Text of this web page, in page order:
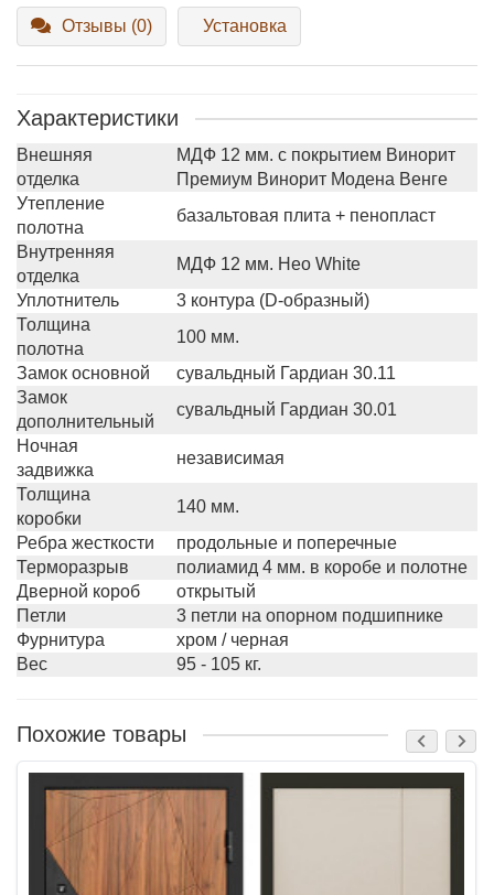
Отзывы (0) Установка
Характеристики
Внешняя
отделка
МДФ 12 мм. с покрытием Винорит
Премиум Винорит Модена Венге
Утепление
полотна
базальтовая плита + пенопласт
Внутренняя
отделка
МДФ 12 мм. Нео White
Уплотнитель
3 контура (D-образный)
Толщина
полотна
100 мм.
Замок основной
сувальдный Гардиан 30.11
Замок
дополнительный
сувальдный Гардиан 30.01
Ночная
задвижка
независимая
Толщина
коробки
140 мм.
Ребра жесткости
продольные и поперечные
Терморазрыв
полиамид 4 мм. в коробе и полотне
Дверной короб
открытый
Петли
3 петли на опорном подшипнике
Фурнитура
хром / черная
Вес
95 - 105 кг.
Похожие товары